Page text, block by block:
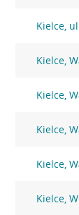
Kielce,
Kielce,
Kielce,
Kielce,
Kielce,
Kielce,